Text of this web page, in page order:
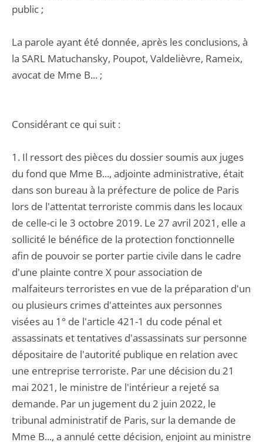
public ;
La parole ayant été donnée, après les conclusions, à
la SARL Matuchansky, Poupot, Valdelièvre, Rameix,
avocat de Mme B... ;
Considérant ce qui suit :
1. Il ressort des pièces du dossier soumis aux juges
du fond que Mme B..., adjointe administrative, était
dans son bureau à la préfecture de police de Paris
lors de l'attentat terroriste commis dans les locaux
de celle-ci le 3 octobre 2019. Le 27 avril 2021, elle a
sollicité le bénéfice de la protection fonctionnelle
afin de pouvoir se porter partie civile dans le cadre
d'une plainte contre X pour association de
malfaiteurs terroristes en vue de la préparation d'un
ou plusieurs crimes d'atteintes aux personnes
visées au 1° de l'article 421-1 du code pénal et
assassinats et tentatives d'assassinats sur personne
dépositaire de l'autorité publique en relation avec
une entreprise terroriste. Par une décision du 21
mai 2021, le ministre de l'intérieur a rejeté sa
demande. Par un jugement du 2 juin 2022, le
tribunal administratif de Paris, sur la demande de
Mme B..., a annulé cette décision, enjoint au ministre